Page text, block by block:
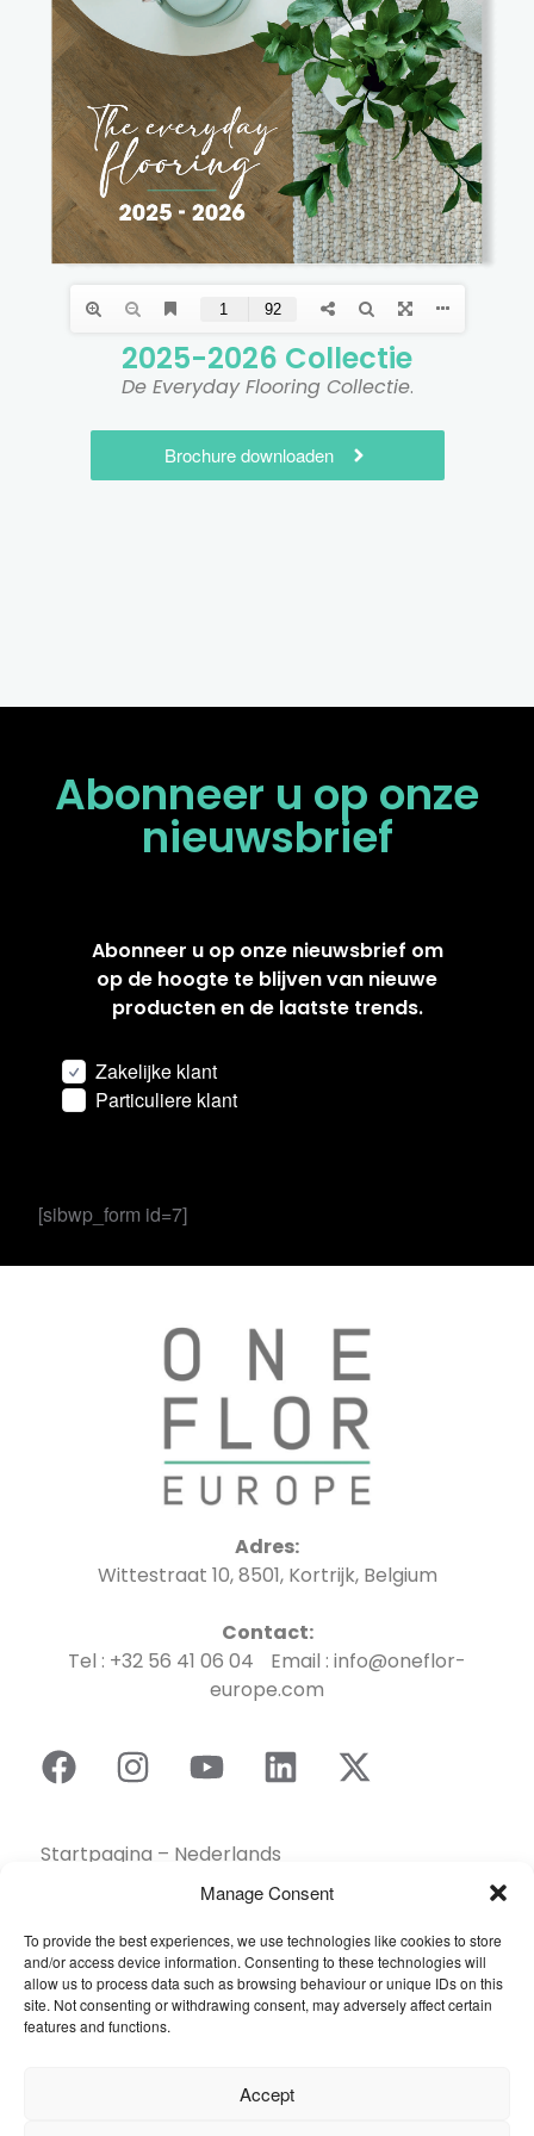
Manage Consent
To provide the best experiences, we use technologies like cookies to store
and/or access device information. Consenting to these technologies will
allow us to process data such as browsing behaviour or unique IDs on this
site. Not consenting or withdrawing consent, may adversely affect certain
features and functions.
Accept
2025-2026 Collectie​
De Everyday Flooring Collectie.
Brochure downloaden
Abonneer u op onze
nieuwsbrief
Abonneer u op onze nieuwsbrief om
op de hoogte te blijven van nieuwe
producten en de laatste trends.
Zakelijke klant
Particuliere klant
[sibwp_form id=7]
Adres:
Wittestraat 10, 8501, Kortrijk, Belgium
Contact:
Tel : +32 56 41 06 04 Email : info@oneflor-
europe.com
Startpagina – Nederlands
Collectie
Duurzaamheid
Een dealer vinden